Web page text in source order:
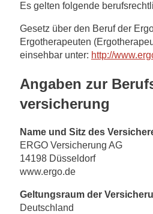
Es gelten folgende
Gesetz über den Beruf der
Ergotherapeuten
einsehbar unter: http://
Angaben zur
versicherung
Name und Sitz des
ERGO Versicherung AG
14198 Düsseldorf
www.ergo.de
Geltungsraum der
Deutschland